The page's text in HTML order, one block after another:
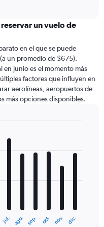
un vuelo de
en el que se puede
un promedio de $675).
en junio es el momento más
factores que influyen en
aerolíneas, aeropuertos de
más opciones disponibles.
jul. ago. sep. oct. nov. dic.